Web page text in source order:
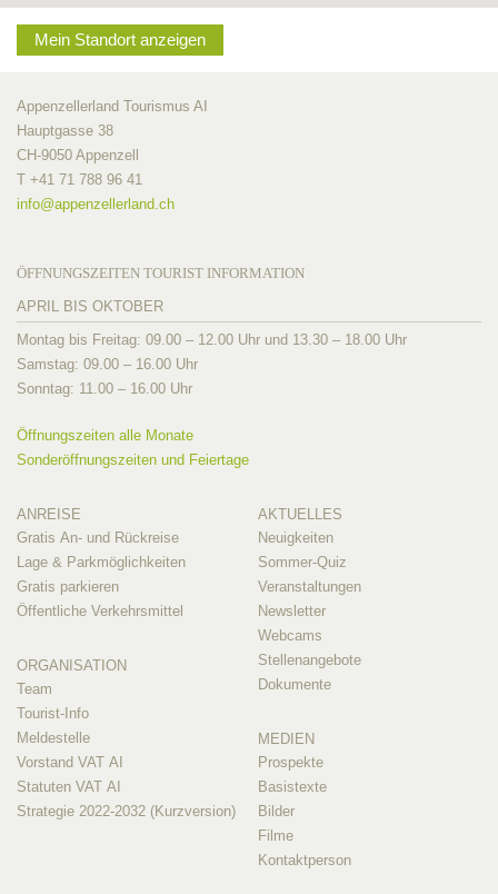
Mein Standort anzeigen
Appenzellerland Tourismus AI
Hauptgasse 38
CH-9050 Appenzell
T +41 71 788 96 41
info@appenzellerland.ch
ÖFFNUNGSZEITEN TOURIST INFORMATION
APRIL BIS OKTOBER
Montag bis Freitag: 09.00 – 12.00 Uhr und 13.30 – 18.00 Uhr
Samstag: 09.00 – 16.00 Uhr
Sonntag: 11.00 – 16.00 Uhr
Öffnungszeiten alle Monate
Sonderöffnungszeiten und Feiertage
ANREISE
Gratis An- und Rückreise
Lage & Parkmöglichkeiten
Gratis parkieren
Öffentliche Verkehrsmittel
ORGANISATION
Team
Tourist-Info
Meldestelle
Vorstand VAT AI
Statuten VAT AI
Strategie 2022-2032 (Kurzversion)
AKTUELLES
Neuigkeiten
Sommer-Quiz
Veranstaltungen
Newsletter
Webcams
Stellenangebote
Dokumente
MEDIEN
Prospekte
Basistexte
Bilder
Filme
Kontaktperson